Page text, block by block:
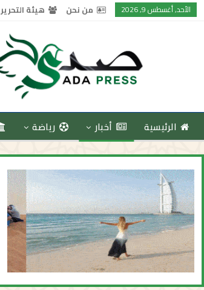
الأحد, أغسطس 9, 2026 من نحن هيئة التحرير
الرئيسية أخبار رياضة